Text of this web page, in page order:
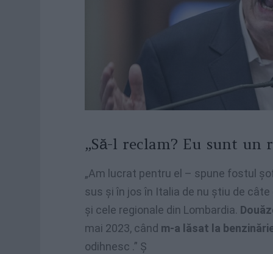
„Să-l reclam? Eu sunt un
„Am lucrat pentru el – spune fostul
sus și în jos în Italia de nu știu de
și cele regionale din Lombardia.
mai 2023, când m-a lăsat la
odihnesc .” Ș